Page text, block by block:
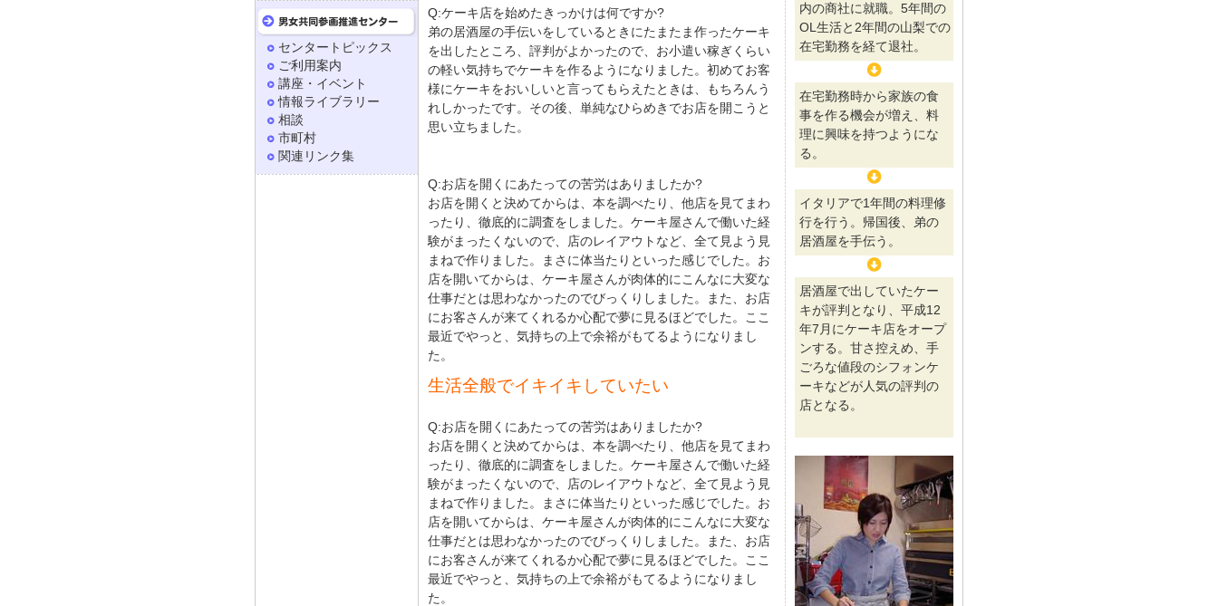
Q:ケーキ店を始めたきっかけは何ですか?
弟の居酒屋の手伝いをしているときにたまたま作ったケーキ
を出したところ、評判がよかったので、お小遣い稼ぎくらい
の軽い気持ちでケーキを作るようになりました。初めてお客
様にケーキをおいしいと言ってもらえたときは、もちろんう
れしかったです。その後、単純なひらめきでお店を開こうと
思い立ちました。
Q:お店を開くにあたっての苦労はありましたか?
お店を開くと決めてからは、本を調べたり、他店を見てまわ
ったり、徹底的に調査をしました。ケーキ屋さんで働いた経
験がまったくないので、店のレイアウトなど、全て見よう見
まねで作りました。まさに体当たりといった感じでした。お
店を開いてからは、ケーキ屋さんが肉体的にこんなに大変な
仕事だとは思わなかったのでびっくりしました。また、お店
にお客さんが来てくれるか心配で夢に見るほどでした。ここ
最近でやっと、気持ちの上で余裕がもてるようになりまし
た。
生活全般でイキイキしていたい
Q:お店を開くにあたっての苦労はありましたか?
お店を開くと決めてからは、本を調べたり、他店を見てまわ
ったり、徹底的に調査をしました。ケーキ屋さんで働いた経
験がまったくないので、店のレイアウトなど、全て見よう見
まねで作りました。まさに体当たりといった感じでした。お
店を開いてからは、ケーキ屋さんが肉体的にこんなに大変な
仕事だとは思わなかったのでびっくりしました。また、お店
にお客さんが来てくれるか心配で夢に見るほどでした。ここ
最近でやっと、気持ちの上で余裕がもてるようになりまし
た。
内の商社に就職。5年間の
OL生活と2年間の山梨での
在宅勤務を経て退社。
在宅勤務時から家族の食
事を作る機会が増え、料
理に興味を持つようにな
る。
イタリアで1年間の料理修
行を行う。帰国後、弟の
居酒屋を手伝う。
居酒屋で出していたケー
キが評判となり、平成12
年7月にケーキ店をオープ
ンする。甘さ控えめ、手
ごろな値段のシフォンケ
ーキなどが人気の評判の
店となる。
センタートピックス
ご利用案内
講座・イベント
情報ライブラリー
相談
市町村
関連リンク集